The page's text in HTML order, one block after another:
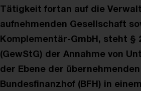
Tätigkeit fortan auf die
aufnehmenden Gesellschaft
Komplementär-GmbH, steht §
(GewStG) der Annahme von
der Ebene der
Bundesfinanzhof (BFH) in